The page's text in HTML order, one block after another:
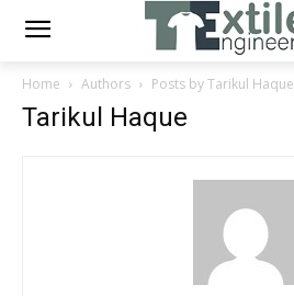
Home Authors Posts by Tarikul Haque
Tarikul Haque